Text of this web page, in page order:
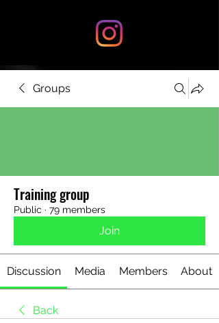
Groups
Training group
Public · 79 members
Join
Discussion Media Members About
Back